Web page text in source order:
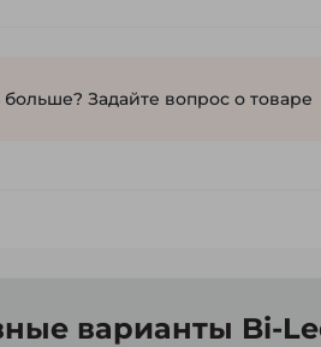
больше? Задайте вопрос о товаре
варианты Bi-